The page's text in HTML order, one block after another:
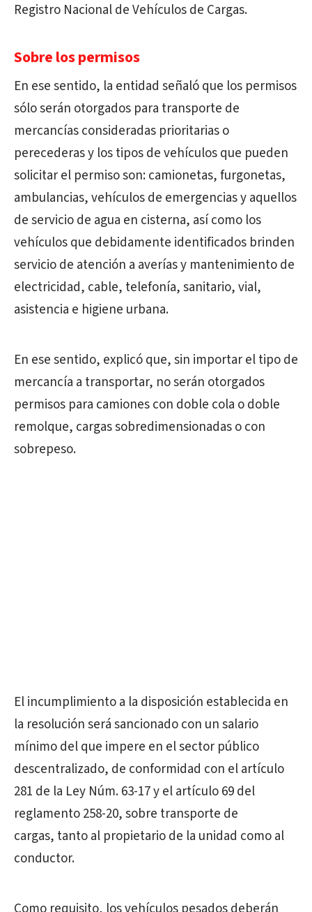
Registro Nacional de Vehículos de Cargas.
Sobre los permisos
En ese sentido, la entidad señaló que los permisos
sólo serán otorgados para transporte de
mercancías consideradas prioritarias o
perecederas y los tipos de vehículos que pueden
solicitar el permiso son: camionetas, furgonetas,
ambulancias, vehículos de emergencias y aquellos
de servicio de agua en cisterna, así como los
vehículos que debidamente identificados brinden
servicio de atención a averías y mantenimiento de
electricidad, cable, telefonía, sanitario, vial,
asistencia e higiene urbana.
En ese sentido, explicó que, sin importar el tipo de
mercancía a transportar, no serán otorgados
permisos para camiones con doble cola o doble
remolque, cargas sobredimensionadas o con
sobrepeso.
El incumplimiento a la disposición establecida en
la resolución será sancionado con un salario
mínimo del que impere en el sector público
descentralizado, de conformidad con el artículo
281 de la Ley Núm. 63-17 y el artículo 69 del
reglamento 258-20, sobre transporte de
cargas, tanto al propietario de la unidad como al
conductor.